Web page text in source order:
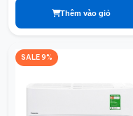
Thêm vào giỏ
SALE 9%